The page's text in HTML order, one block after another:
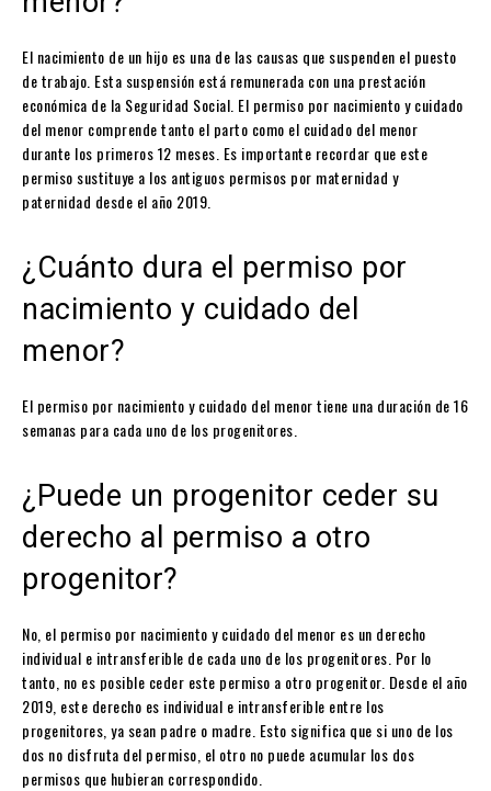
El nacimiento de un hijo es una de las causas que suspenden el puesto
de trabajo. Esta suspensión está remunerada con una prestación
económica de la Seguridad Social. El permiso por nacimiento y cuidado
del menor comprende tanto el parto como el cuidado del menor
durante los primeros 12 meses. Es importante recordar que este
permiso sustituye a los antiguos permisos por maternidad y
paternidad desde el año 2019.
¿Cuánto dura el permiso por
nacimiento y cuidado del
menor?
El permiso por nacimiento y cuidado del menor tiene una duración de 16
semanas para cada uno de los progenitores.
¿Puede un progenitor ceder su
derecho al permiso a otro
progenitor?
No, el permiso por nacimiento y cuidado del menor es un derecho
individual e intransferible de cada uno de los progenitores. Por lo
tanto, no es posible ceder este permiso a otro progenitor. Desde el año
2019, este derecho es individual e intransferible entre los
progenitores, ya sean padre o madre. Esto significa que si uno de los
dos no disfruta del permiso, el otro no puede acumular los dos
permisos que hubieran correspondido.